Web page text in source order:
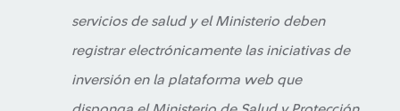
servicios de salud y el Ministerio deben
registrar electrónicamente las iniciativas de
inversión en la plataforma web que